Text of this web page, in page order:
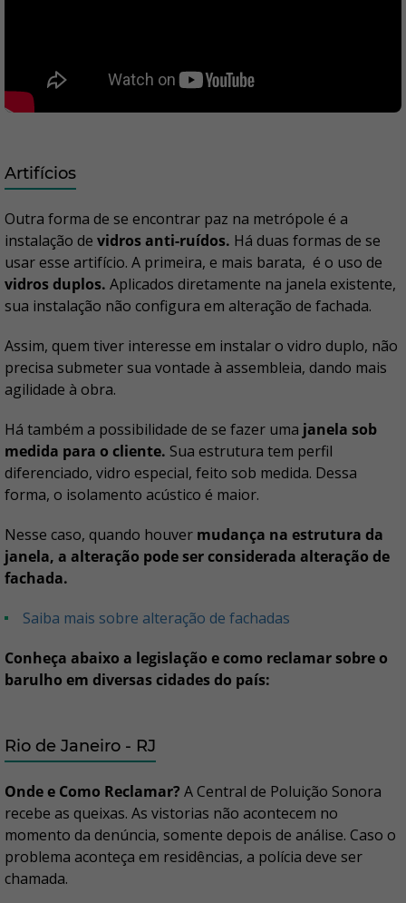
Artifícios
Outra forma de se encontrar paz na metrópole é a
instalação de vidros anti-ruídos. Há duas formas de se
usar esse artifício. A primeira, e mais barata, é o uso de
vidros duplos. Aplicados diretamente na janela existente,
sua instalação não configura em alteração de fachada.
Assim, quem tiver interesse em instalar o vidro duplo, não
precisa submeter sua vontade à assembleia, dando mais
agilidade à obra.
Há também a possibilidade de se fazer uma janela sob
medida para o cliente. Sua estrutura tem perfil
diferenciado, vidro especial, feito sob medida. Dessa
forma, o isolamento acústico é maior.
Nesse caso, quando houver mudança na estrutura da
janela, a alteração pode ser considerada alteração de
fachada.
Saiba mais sobre alteração de fachadas
Conheça abaixo a legislação e como reclamar sobre o
barulho em diversas cidades do país:
Rio de Janeiro - RJ
Onde e Como Reclamar? A Central de Poluição Sonora
recebe as queixas. As vistorias não acontecem no
momento da denúncia, somente depois de análise. Caso o
problema aconteça em residências, a polícia deve ser
chamada.